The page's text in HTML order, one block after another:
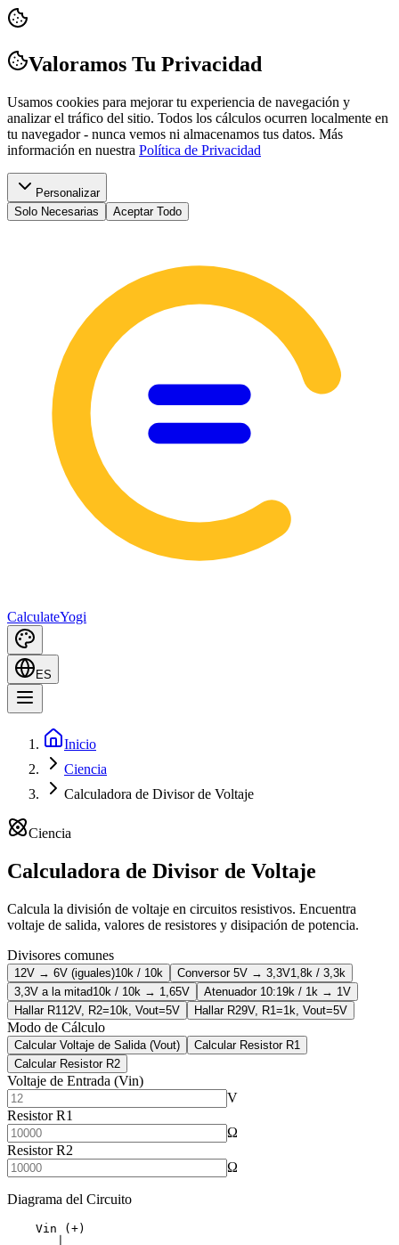
Valoramos Tu Privacidad
Usamos cookies para mejorar tu experiencia de navegación y
analizar el tráfico del sitio. Todos los cálculos ocurren localmente en
tu navegador - nunca vemos ni almacenamos tus datos. Más
información en nuestra Política de Privacidad
Personalizar
Solo Necesarias
Aceptar Todo
CalculateYogi
ES
Inicio
Ciencia
Calculadora de Divisor de Voltaje
Ciencia
Calculadora de Divisor de Voltaje
Calcula la división de voltaje en circuitos resistivos. Encuentra
voltaje de salida, valores de resistores y disipación de potencia.
Divisores comunes
12V → 6V (iguales)10k / 10k Conversor 5V → 3,3V1,8k / 3,3k
3,3V a la mitad10k / 10k → 1,65V Atenuador 10:19k / 1k → 1V
Hallar R1 12V, R2=10k, Vout=5V Hallar R29V, R1=1k, Vout=5V
Modo de Cálculo
Calcular Voltaje de Salida (Vout)
Calcular Resistor R1
Calcular Resistor R2
Voltaje de Entrada (Vin)
V
Resistor R1
Ω
Resistor R2
Ω
Diagrama del Circuito
    Vin (+)